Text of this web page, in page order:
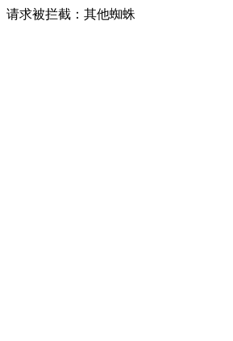
请求被拦截：其他蜘蛛